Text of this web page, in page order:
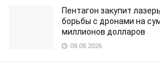
Пентагон закупит
борьбы с дронами на
миллионов долларов
08.08.2026